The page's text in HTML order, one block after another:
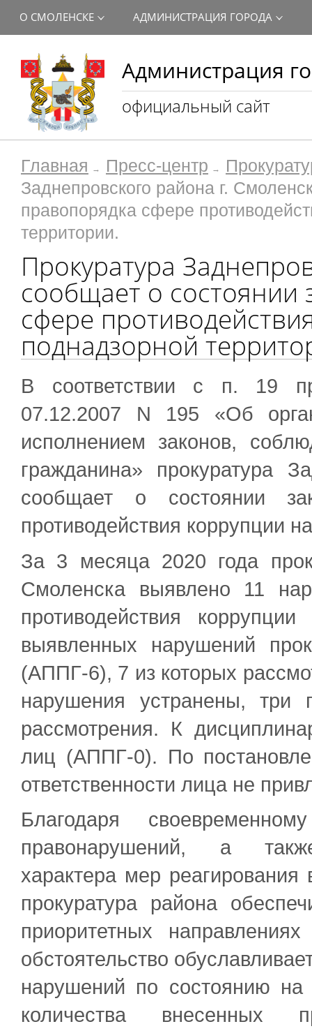
Администрация
официальный сайт
О СМОЛЕНСКЕ АДМИНИСТРАЦИЯ ГОРОДА
Главная Пресс-центр
Заднепровского района г.
правопорядка сфере
территории.
Прокуратура
сообщает о состоянии
сфере
поднадзорной
В соответствии с п. 19
07.12.2007 N 195 «Об
исполнением законов,
гражданина» прокуратура
сообщает о состоянии
противодействия коррупции
За 3 месяца 2020 года
Смоленска выявлено 11
противодействия
выявленных нарушений
(АППГ-6), 7 из которых
нарушения устранены, три
рассмотрения. К
лиц (АППГ-0). По
ответственности лица не
Благодаря
правонарушений, а также
характера мер
прокуратура района
приоритетных
обстоятельство
нарушений по состоянию на
количества внесенных